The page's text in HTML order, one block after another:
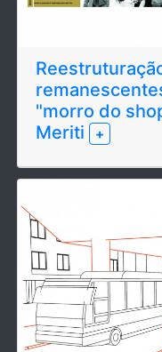
"morro do
Meriti
+